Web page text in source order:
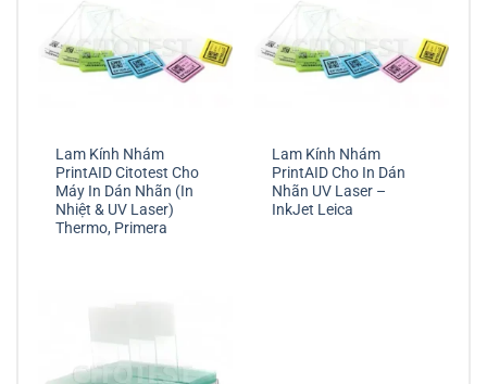
Lam Kính Nhám
PrintAID Citotest Cho
Máy In Dán Nhãn (In
Nhiệt & UV Laser)
Thermo, Primera
Lam Kính Nhám
PrintAID Cho In Dán
Nhãn UV Laser –
InkJet Leica